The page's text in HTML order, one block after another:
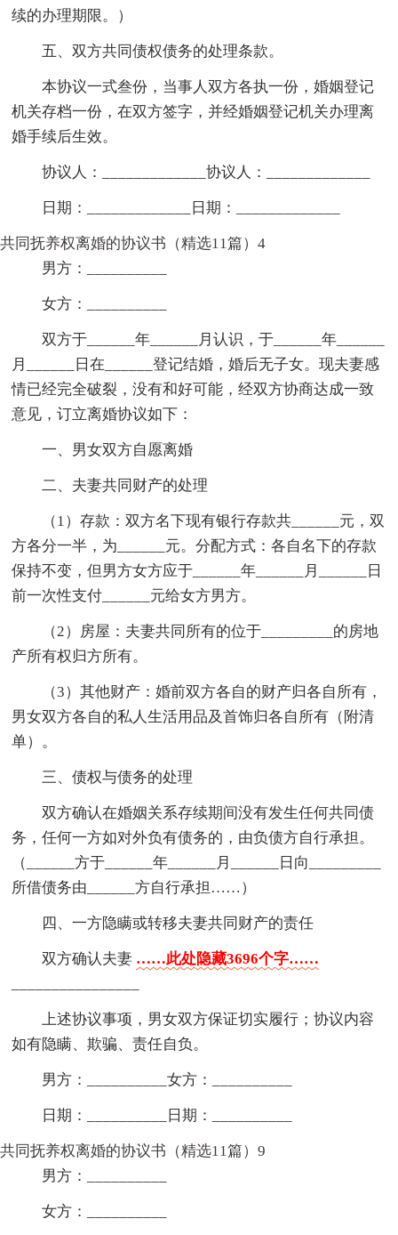
续的办理期限。）
五、双方共同债权债务的处理条款。
本协议一式叁份，当事人双方各执一份，婚姻登记
机关存档一份，在双方签字，并经婚姻登记机关办理离
婚手续后生效。
协议人：_____________协议人：_____________
日期：_____________日期：_____________
共同抚养权离婚的协议书（精选11篇）4
男方：__________
女方：__________
双方于______年______月认识，于______年______
月______日在______登记结婚，婚后无子女。现夫妻感
情已经完全破裂，没有和好可能，经双方协商达成一致
意见，订立离婚协议如下：
一、男女双方自愿离婚
二、夫妻共同财产的处理
（1）存款：双方名下现有银行存款共______元，双
方各分一半，为______元。分配方式：各自名下的存款
保持不变，但男方女方应于______年______月______日
前一次性支付______元给女方男方。
（2）房屋：夫妻共同所有的位于_________的房地
产所有权归方所有。
（3）其他财产：婚前双方各自的财产归各自所有，
男女双方各自的私人生活用品及首饰归各自所有（附清
单）。
三、债权与债务的处理
双方确认在婚姻关系存续期间没有发生任何共同债
务，任何一方如对外负有债务的，由负债方自行承担。
（______方于______年______月______日向_________
所借债务由______方自行承担……）
四、一方隐瞒或转移夫妻共同财产的责任
双方确认夫妻 ……此处隐藏3696个字……
上述协议事项，男女双方保证切实履行；协议内容
如有隐瞒、欺骗、责任自负。
男方：__________女方：__________
日期：__________日期：__________
共同抚养权离婚的协议书（精选11篇）9
男方：__________
女方：__________